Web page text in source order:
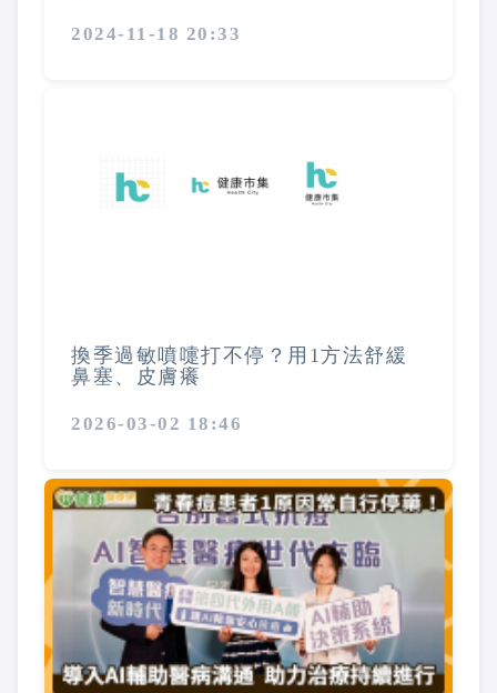
2024-11-18 20:33
換季過敏噴嚏打不停？用1方法舒緩
鼻塞、皮膚癢
2026-03-02 18:46